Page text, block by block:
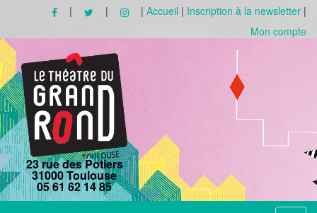
| | | Accueil | Inscription à la newsletter |
Mon compte
23 rue des Potiers
31000 Toulouse
05 61 62 14 85